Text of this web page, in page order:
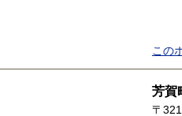
この
芳賀
〒